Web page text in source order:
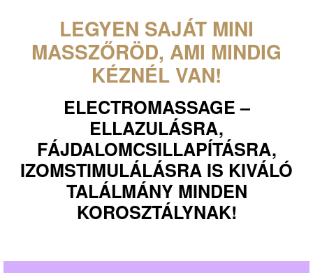
LEGYEN SAJÁT MINI
MASSZŐRÖD, AMI MINDIG
KÉZNÉL VAN!
ELECTROMASSAGE –
ELLAZULÁSRA,
FÁJDALOMCSILLAPÍTÁSRA,
IZOMSTIMULÁLÁSRA IS KIVÁLÓ
TALÁLMÁNY MINDEN
KOROSZTÁLYNAK!